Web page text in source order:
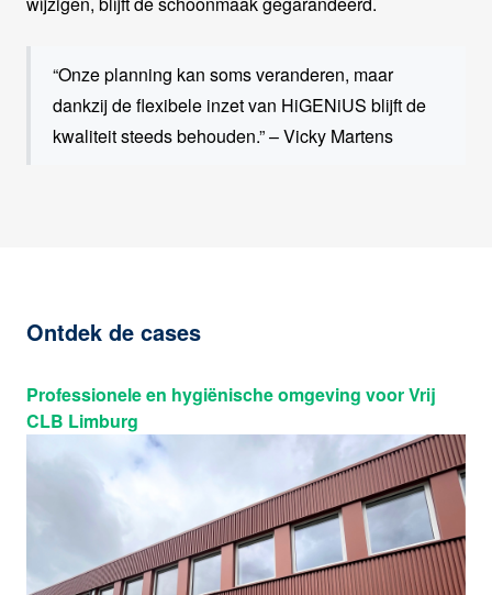
“Onze planning kan soms veranderen, maar
dankzij de flexibele inzet van HiGENiUS blijft de
kwaliteit steeds behouden.” – Vicky Martens
Ontdek de cases
Professionele en hygiënische omgeving voor Vrij
CLB Limburg